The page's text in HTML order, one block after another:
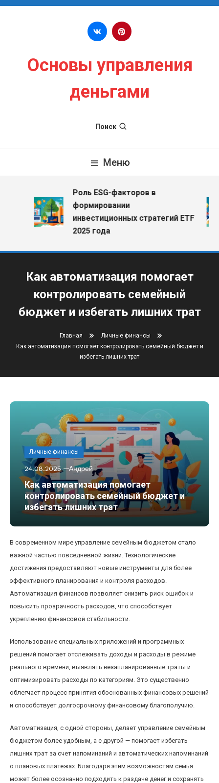
Перейти к содержимому
Основы управления
деньгами
Поиск
Меню
Роль ESG-факторов в
формировании
инвестиционных стратегий ETF
2025 года
Как автоматизация помогает
контролировать семейный
бюджет и избегать лишних трат
Главная
Личные финансы
Как автоматизация помогает контролировать семейный бюджет и
избегать лишних трат
Личные финансы
24.08.2025 Андрей
Как автоматизация помогает
контролировать семейный бюджет и
избегать лишних трат
В современном мире управление семейным бюджетом стало
важной частью повседневной жизни. Технологические
достижения предоставляют новые инструменты для более
эффективного планирования и контроля расходов.
Автоматизация финансов позволяет снизить риск ошибок и
повысить прозрачность расходов, что способствует
укреплению финансовой стабильности.
Использование специальных приложений и программных
решений помогает отслеживать доходы и расходы в режиме
реального времени, выявлять незапланированные траты и
оптимизировать расходы по категориям. Это существенно
облегчает процесс принятия обоснованных финансовых решений
и способствует долгосрочному финансовому благополучию.
Автоматизация, с одной стороны, делает управление семейным
бюджетом более удобным, а с другой — помогает избегать
лишних трат за счет напоминаний и автоматических напоминаний
о плановых платежах. Благодаря этим возможностям семья
может более осознанно подходить к раздаче денег и сохранять